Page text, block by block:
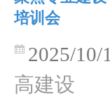
培训会
2025/10/
高建设